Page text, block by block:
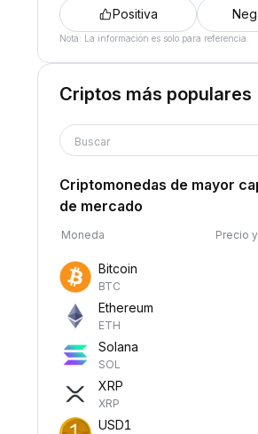
Positiva
Nota: La información es solo para referencia.
Criptos más populares
Buscar
Criptomonedas de mayor
de mercado
Moneda Precio
Bitcoin
BTC
Ethereum
ETH
Solana
SOL
XRP
XRP
USD1